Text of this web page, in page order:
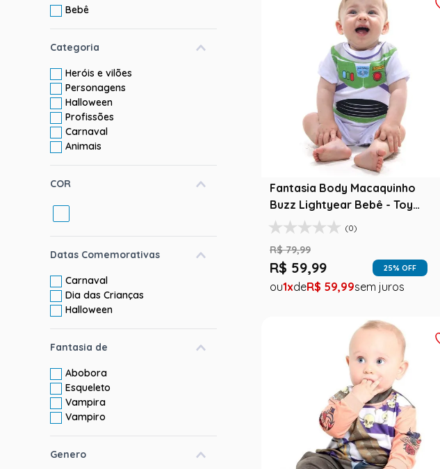
Bebê
Categoria
Heróis e vilões
Personagens
Halloween
Profissões
Carnaval
Animais
COR
Datas Comemorativas
Carnaval
Dia das Crianças
Halloween
Fantasia de
Abobora
Esqueleto
Vampira
Vampiro
Genero
Fantasia Body Macaquinho
Buzz Lightyear Bebê - Toy
Story - Disney (0)
R$ 79,99
R$ 59,99 25% OFF
1 R$ 59,99